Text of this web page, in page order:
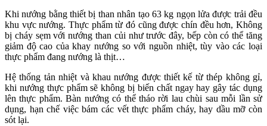
Khi nướng bằng thiết bị than nhân tạo 63 kg ngọn lửa được trải đều
khu vực nướng. Thực phẩm từ đó cũng được chín đều hơn, Không
bị cháy sẹm với nướng than củi như trước đây, bếp còn có thể tăng
giảm độ cao của khay nướng so với nguồn nhiệt, tùy vào các loại
thực phẩm đang nướng là thịt…
Hệ thống tản nhiệt và khau nướng được thiết kế từ thép không gỉ,
khi nướng thực phẩm sẽ không bị biến chất ngay hay gây tác dụng
lên thực phẩm. Bàn nướng có thể tháo rời lau chùi sau mỗi lần sử
dụng, hạn chế việc bám các vết thực phẩm cháy, hay dầu mỡ còn
sót lại.